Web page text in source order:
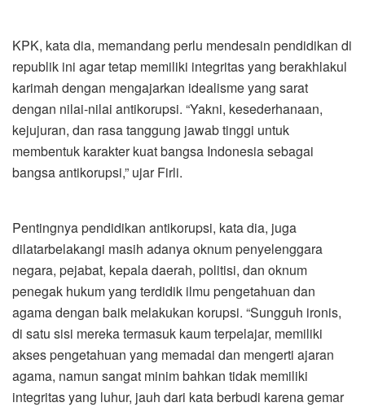
KPK, kata dia, memandang perlu mendesain pendidikan di
republik ini agar tetap memiliki integritas yang berakhlakul
karimah dengan mengajarkan idealisme yang sarat
dengan nilai-nilai antikorupsi. “Yakni, kesederhanaan,
kejujuran, dan rasa tanggung jawab tinggi untuk
membentuk karakter kuat bangsa Indonesia sebagai
bangsa antikorupsi,” ujar Firli.
Pentingnya pendidikan antikorupsi, kata dia, juga
dilatarbelakangi masih adanya oknum penyelenggara
negara, pejabat, kepala daerah, politisi, dan oknum
penegak hukum yang terdidik ilmu pengetahuan dan
agama dengan baik melakukan korupsi. “Sungguh ironis,
di satu sisi mereka termasuk kaum terpelajar, memiliki
akses pengetahuan yang memadai dan mengerti ajaran
agama, namun sangat minim bahkan tidak memiliki
integritas yang luhur, jauh dari kata berbudi karena gemar